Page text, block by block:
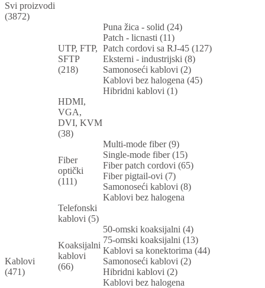
Svi proizvodi
(3872)
Kablovi
(471)
UTP, FTP,
SFTP
(218)
Puna žica - solid (24)
Patch - licnasti (11)
Patch cordovi sa RJ-45 (127)
Eksterni - industrijski (8)
Samonoseći kablovi (2)
Kablovi bez halogena (45)
Hibridni kablovi (1)
HDMI,
VGA,
DVI, KVM
(38)
Fiber
optički
(111)
Multi-mode fiber (9)
Single-mode fiber (15)
Fiber patch cordovi (65)
Fiber pigtail-ovi (7)
Samonoseći kablovi (8)
Kablovi bez halogena
Telefonski
kablovi (5)
Koaksijalni
kablovi
(66)
50-omski koaksijalni (4)
75-omski koaksijalni (13)
Kablovi sa konektorima (44)
Samonoseći kablovi (2)
Hibridni kablovi (2)
Kablovi bez halogena